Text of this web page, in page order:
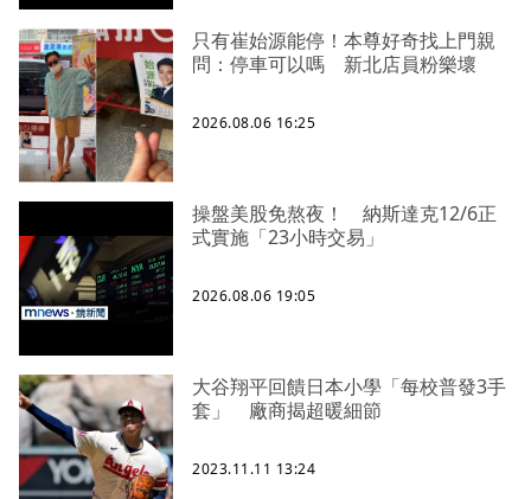
只有崔始源能停！本尊好奇找上門親
問：停車可以嗎 新北店員粉樂壞
2026.08.06 16:25
操盤美股免熬夜！ 納斯達克12/6正
式實施「23小時交易」
2026.08.06 19:05
大谷翔平回饋日本小學「每校普發3手
套」 廠商揭超暖細節
2023.11.11 13:24